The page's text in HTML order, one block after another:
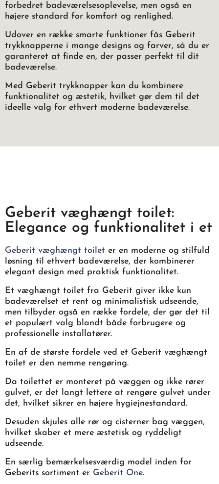
forbedret badeværelsesoplevelse, men også en
højere standard for komfort og renlighed.
Udover en række smarte funktioner fås Geberit
trykknapperne i mange designs og farver, så du er
garanteret at finde en, der passer perfekt til dit
badeværelse.
Med Geberit trykknapper kan du kombinere
funktionalitet og æstetik, hvilket gør dem til det
ideelle valg for ethvert moderne badeværelse.
Geberit væghængt toilet:
Elegance og funktionalitet i et
Geberit væghængt toilet er en moderne og stilfuld
løsning til ethvert badeværelse, der kombinerer
elegant design med praktisk funktionalitet.
Et væghængt toilet fra Geberit giver ikke kun
badeværelset et rent og minimalistisk udseende,
men tilbyder også en række fordele, der gør det til
et populært valg blandt både forbrugere og
professionelle installatører.
En af de største fordele ved et Geberit væghængt
toilet er den nemme rengøring.
Da toilettet er monteret på væggen og ikke rører
gulvet, er det langt lettere at rengøre gulvet under
det, hvilket sikrer en højere hygiejnestandard.
Desuden skjules alle rør og cisterner bag væggen,
hvilket skaber et mere æstetisk og ryddeligt
udseende.
En særlig bemærkelsesværdig model inden for
Geberits sortiment er Geberit One.